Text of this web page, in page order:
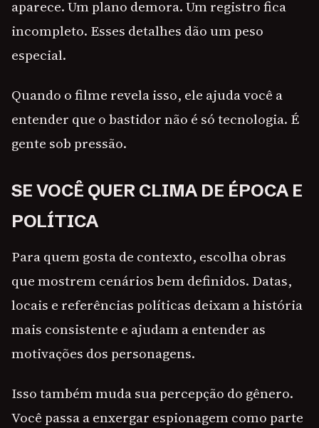
aparece. Um plano demora. Um registro fica
incompleto. Esses detalhes dão um peso
especial.
Quando o filme revela isso, ele ajuda você a
entender que o bastidor não é só tecnologia. É
gente sob pressão.
SE VOCÊ QUER CLIMA DE ÉPOCA E
POLÍTICA
Para quem gosta de contexto, escolha obras
que mostrem cenários bem definidos. Datas,
locais e referências políticas deixam a história
mais consistente e ajudam a entender as
motivações dos personagens.
Isso também muda sua percepção do gênero.
Você passa a enxergar espionagem como parte